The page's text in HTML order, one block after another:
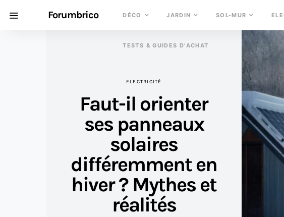
Forumbrico DÉCO JARDIN SOL-MUR
TESTS & GUIDES D’ACHAT
ELECTRICITÉ
Faut-il orienter
ses panneaux
solaires
différemment en
hiver ? Mythes et
réalités